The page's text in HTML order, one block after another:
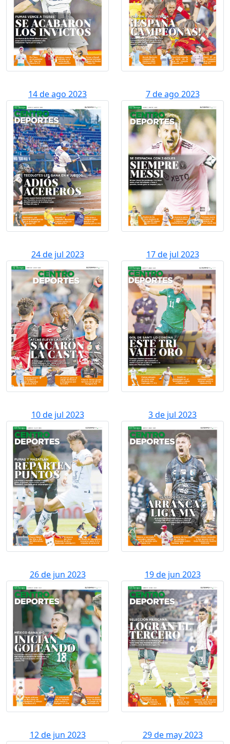
14 de ago 2023 7 de ago 2023
24 de jul 2023 17 de jul 2023
10 de jul 2023 3 de jul 2023
26 de jun 2023 19 de jun 2023
12 de jun 2023 29 de may 2023